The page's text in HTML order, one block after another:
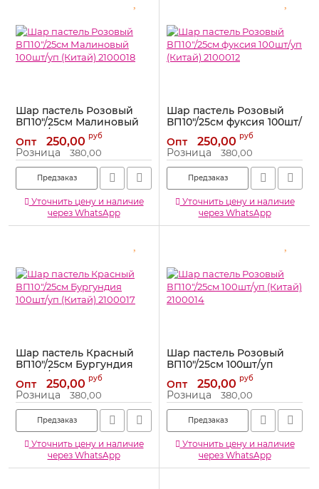
Шар пастель Розовый
ВП10"/25см Малиновый
100шт/уп (Китай) 2100018
Артикул: 2100018
Опт 250,00 руб
Розница 380,00
Предзаказ
Уточнить цену и наличие
через WhatsApp
Шар пастель Розовый
ВП10"/25см фуксия 100шт/
уп (Китай) 2100012
Артикул: 2100012
Опт 250,00 руб
Розница 380,00
Предзаказ
Уточнить цену и наличие
через WhatsApp
Шар пастель Красный
ВП10"/25см Бургундия
100шт/уп (Китай) 2100017
Артикул: 2100017
Опт 250,00 руб
Розница 380,00
Предзаказ
Уточнить цену и наличие
через WhatsApp
Шар пастель Розовый
ВП10"/25см 100шт/уп
(Китай) 2100014
Артикул: 2100014
Опт 250,00 руб
Розница 380,00
Предзаказ
Уточнить цену и наличие
через WhatsApp